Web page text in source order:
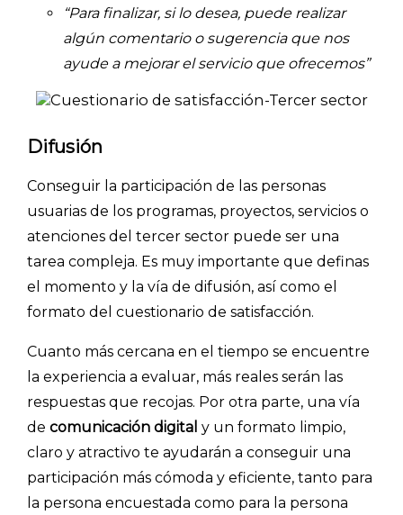
- Artículos destacados
- Consejos para tu encuesta
- Encuesta.com
- Encuestas de recursos humanos
- Encuestas de satisfacción de cliente
- Investigación de mercados
- Marketing y encuestas
“Para finalizar, si lo desea, puede realizar
algún comentario o sugerencia que nos
ayude a mejorar el servicio que ofrecemos”
Difusión
Conseguir la participación de las personas
usuarias de los programas, proyectos, servicios o
atenciones del tercer sector puede ser una
tarea compleja. Es muy importante que definas
el momento y la vía de difusión, así como el
formato del cuestionario de satisfacción.
Cuanto más cercana en el tiempo se encuentre
la experiencia a evaluar, más reales serán las
respuestas que recojas. Por otra parte, una vía
de comunicación digital y un formato limpio,
claro y atractivo te ayudarán a conseguir una
participación más cómoda y eficiente, tanto para
la persona encuestada como para la persona